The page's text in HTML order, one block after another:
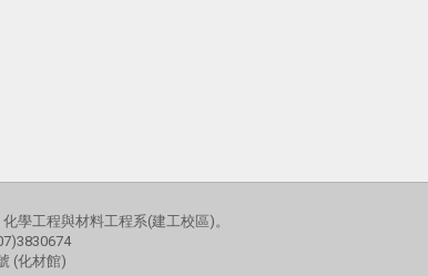
學工程與材料工程系(建工校區)。
(化材館)